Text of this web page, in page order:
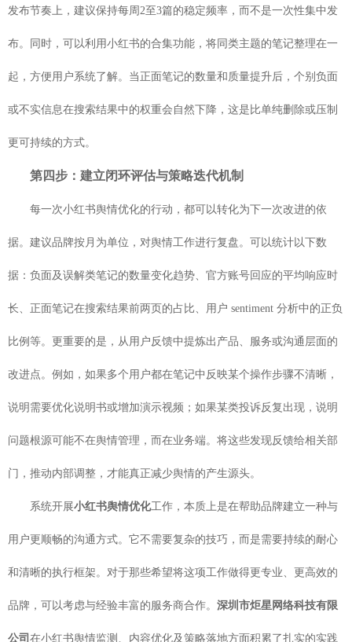
发布节奏上，建议保持每周2至3篇的稳定频率，而不是一次性集中发
布。同时，可以利用小红书的合集功能，将同类主题的笔记整理在一
起，方便用户系统了解。当正面笔记的数量和质量提升后，个别负面
或不实信息在搜索结果中的权重会自然下降，这是比单纯删除或压制
更可持续的方式。
第四步：建立闭环评估与策略迭代机制
每一次小红书舆情优化的行动，都可以转化为下一次改进的依
据。建议品牌按月为单位，对舆情工作进行复盘。可以统计以下数
据：负面及误解类笔记的数量变化趋势、官方账号回应的平均响应时
长、正面笔记在搜索结果前两页的占比、用户 sentiment 分析中的正负
比例等。更重要的是，从用户反馈中提炼出产品、服务或沟通层面的
改进点。例如，如果多个用户都在笔记中反映某个操作步骤不清晰，
说明需要优化说明书或增加演示视频；如果某类投诉反复出现，说明
问题根源可能不在舆情管理，而在业务端。将这些发现反馈给相关部
门，推动内部调整，才能真正减少舆情的产生源头。
系统开展小红书舆情优化工作，本质上是在帮助品牌建立一种与
用户更顺畅的沟通方式。它不需要复杂的技巧，而是需要持续的耐心
和清晰的执行框架。对于那些希望将这项工作做得更专业、更高效的
品牌，可以考虑与经验丰富的服务商合作。 深圳市炬星网络科技有限
公司 在小红书舆情监测、内容优化及策略落地方面积累了扎实的实践